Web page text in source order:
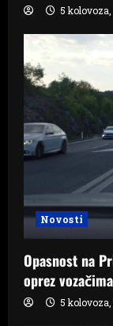
5 kolovoza,
Novosti
Opasnost na
oprez vozačima
5 kolovoza,